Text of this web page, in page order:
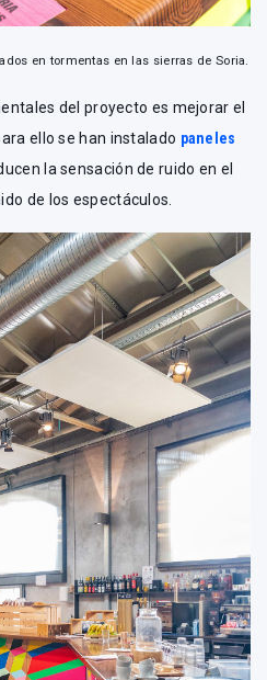
en tormentas en las sierras de Soria.
del proyecto es mejorar el
ello se han instalado paneles
la sensación de ruido en el
de los espectáculos.